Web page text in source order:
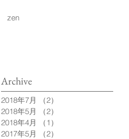
zen
Archive
2018年7月 （2）
2018年5月
（2）
2018年4月
（1）
2017年5月
（2）